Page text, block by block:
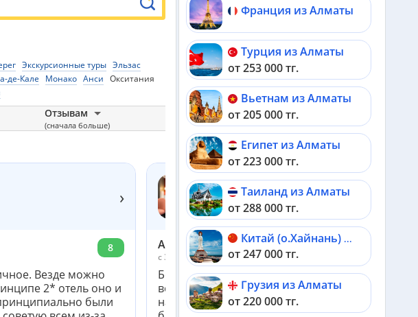
Экскурсионные туры Эльзас
де-Кале Монако Анси Окситания
Отзывам
(сначала больше)
›
8
Везде можно
2* отель оно и
были
PAVILLON LOUVRE RIVOLI 3*+
Франция, Париж
Алия
c 3 июня по 8 июня 2018
Большое спасибо! Отношение Натальи выше
всяких ожиданий, клиентоориентированность
на высочайшем уровне! Профессионально,
Франция из Алматы
Турция из Алматы
от 253 000 тг.
Вьетнам из Алматы
от 205 000 тг.
Египет из Алматы
от 223 000 тг.
Таиланд из Алматы
от 288 000 тг.
Китай (о.Хайнань) из Алматы
от 247 000 тг.
Грузия из Алматы
от 220 000 тг.